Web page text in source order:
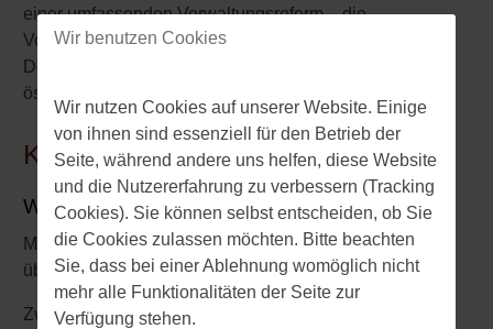
einer umfassenden Verwaltungsreform – die
Voraussetzungen zur Gründung der späteren
Donaumonarchie. Er gilt heute als "Vater der
österreichischen Linie der Habsburger".
Kaiser
Wer salbte Ferdinand zum Kaiser?
Mit der unerwarteten Abdankung Kaiser Karls V. 1556,
übernahm Friedrich die Amtsgeschäfte des Bruders.
Zwei Jahre später, im Februar 1558, folgte seine
Wir benutzen Cookies
Wir nutzen Cookies auf unserer Website. Einige
von ihnen sind essenziell für den Betrieb der
Seite, während andere uns helfen, diese Website
und die Nutzererfahrung zu verbessern (Tracking
Cookies). Sie können selbst entscheiden, ob Sie
die Cookies zulassen möchten. Bitte beachten
Sie, dass bei einer Ablehnung womöglich nicht
mehr alle Funktionalitäten der Seite zur
Verfügung stehen.